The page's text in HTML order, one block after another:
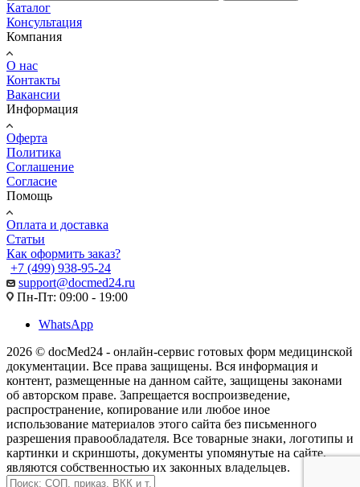
Каталог
Консультация
Компания
О нас
Контакты
Вакансии
Информация
Оферта
Политика
Соглашение
Согласие
Помощь
Оплата и доставка
Статьи
Как оформить заказ?
+7 (499) 938-95-24
support@docmed24.ru
Пн-Пт: 09:00 - 19:00
WhatsApp
2026 © docMed24 - онлайн-сервис готовых форм медицинской
документации. Все права защищены. Вся информация и
контент, размещенные на данном сайте, защищены законами
об авторском праве. Запрещается воспроизведение,
распространение, копирование или любое иное
использование материалов этого сайта без письменного
разрешения правообладателя. Все товарные знаки, логотипы и
картинки и скриншоты, документы упомянутые на сайте,
являются собственностью их законных владельцев.